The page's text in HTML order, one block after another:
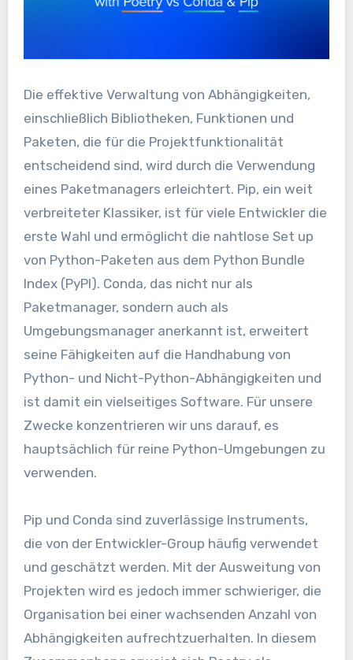
Die effektive Verwaltung von Abhängigkeiten,
einschließlich Bibliotheken, Funktionen und
Paketen, die für die Projektfunktionalität
entscheidend sind, wird durch die Verwendung
eines Paketmanagers erleichtert. Pip, ein weit
verbreiteter Klassiker, ist für viele Entwickler die
erste Wahl und ermöglicht die nahtlose Set up
von Python-Paketen aus dem Python Bundle
Index (PyPI). Conda, das nicht nur als
Paketmanager, sondern auch als
Umgebungsmanager anerkannt ist, erweitert
seine Fähigkeiten auf die Handhabung von
Python- und Nicht-Python-Abhängigkeiten und
ist damit ein vielseitiges Software. Für unsere
Zwecke konzentrieren wir uns darauf, es
hauptsächlich für reine Python-Umgebungen zu
verwenden.
Pip und Conda sind zuverlässige Instruments,
die von der Entwickler-Group häufig verwendet
und geschätzt werden. Mit der Ausweitung von
Projekten wird es jedoch immer schwieriger, die
Organisation bei einer wachsenden Anzahl von
Abhängigkeiten aufrechtzuerhalten. In diesem